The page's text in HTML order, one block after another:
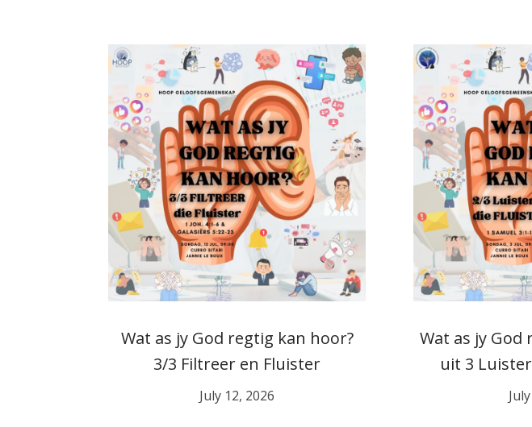
Wat as jy God regtig kan hoor?
3/3 Filtreer en Fluister
July 12, 2026
Wat as jy God
uit 3